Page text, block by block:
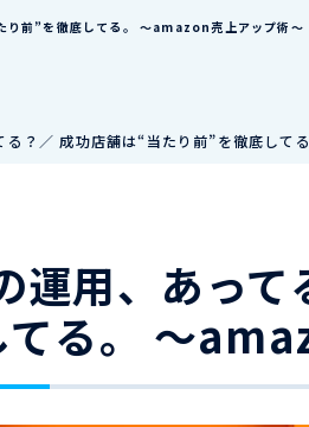
り前”を徹底してる。 ～amazon売上アップ術～
る？／ 成功店舗は“当たり前”を徹底し
運用、あっ
る。 ～